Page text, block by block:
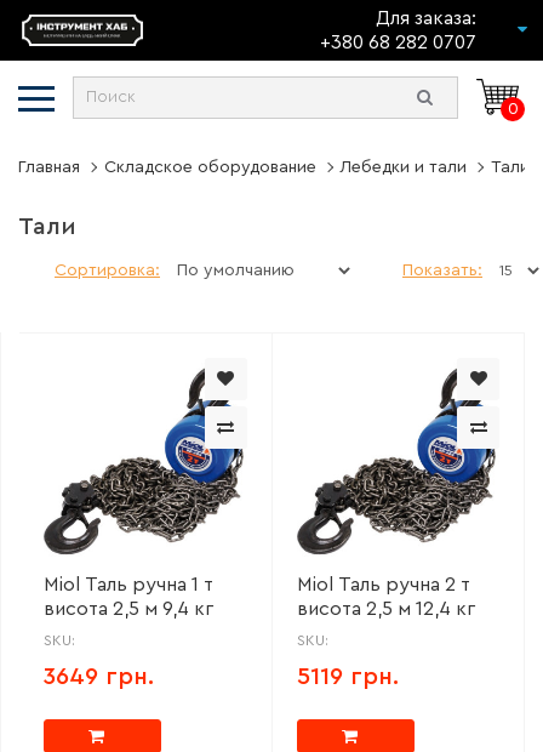
Для заказа:
+380 68 282 0707
0
Главная Складское оборудование Лебедки и тали Тали
Тали
Сортировка: Показать:
Miol Таль ручна 1 т
висота 2,5 м 9,4 кг
SKU:
3649 грн.
Miol Таль ручна 2 т
висота 2,5 м 12,4 кг
SKU:
5119 грн.